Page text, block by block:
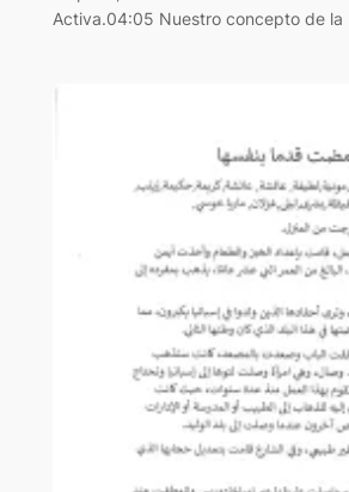
Activa.04:05 Nuestro concepto de